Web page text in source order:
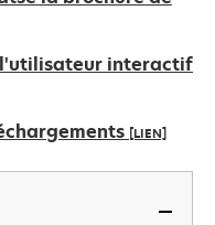
l'utilisateur interactif
[LIEN]